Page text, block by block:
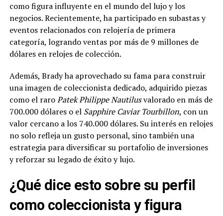
como figura influyente en el mundo del lujo y los
negocios. Recientemente, ha participado en subastas y
eventos relacionados con relojería de primera
categoría, logrando ventas por más de 9 millones de
dólares en relojes de colección.
Además, Brady ha aprovechado su fama para construir
una imagen de coleccionista dedicado, adquirido piezas
como el raroPatek Philippe Nautilusvalorado en más de
700.000 dólares o el Sapphire Caviar Tourbillon, con un
valor cercano a los 740.000 dólares. Su interés en relojes
no solo refleja un gusto personal, sino también una
estrategia para diversificar su portafolio de inversiones
y reforzar su legado de éxito y lujo.
¿Qué dice esto sobre su perfil
como coleccionista y figura